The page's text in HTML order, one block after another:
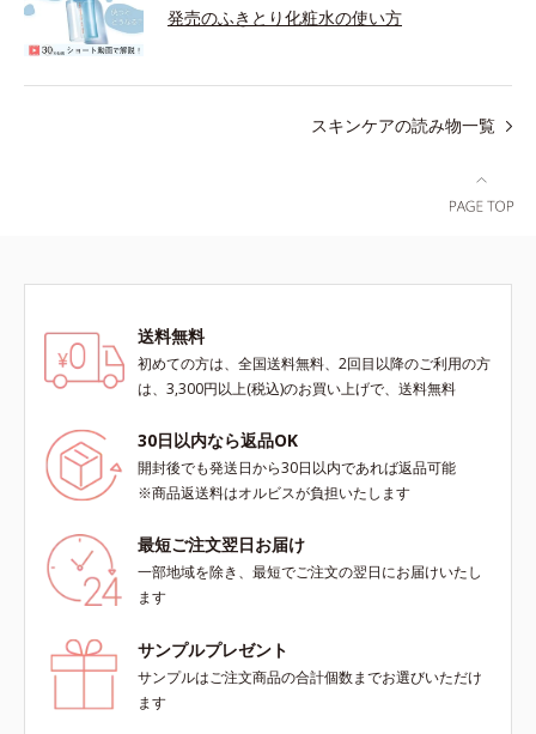
発売のふきとり化粧水の使い方
スキンケアの読み物一覧
送料無料
初めての方は、全国送料無料、2回目以降のご利用の方
は、3,300円以上(税込)のお買い上げで、送料無料
30日以内なら返品OK
開封後でも発送日から30日以内であれば返品可能
※商品返送料はオルビスが負担いたします
最短ご注文翌日お届け
一部地域を除き、最短でご注文の翌日にお届けいたし
ます
サンプルプレゼント
サンプルはご注文商品の合計個数までお選びいただけ
ます